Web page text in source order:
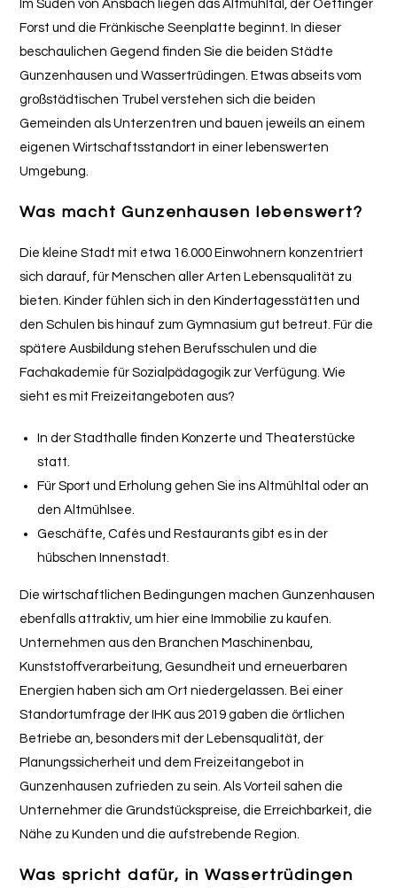
Im Süden von Ansbach liegen das Altmühltal, der Oettinger
Forst und die Fränkische Seenplatte beginnt. In dieser
beschaulichen Gegend finden Sie die beiden Städte
Gunzenhausen und Wassertrüdingen. Etwas abseits vom
großstädtischen Trubel verstehen sich die beiden
Gemeinden als Unterzentren und bauen jeweils an einem
eigenen Wirtschaftsstandort in einer lebenswerten
Umgebung.
Was macht Gunzenhausen lebenswert?
Die kleine Stadt mit etwa 16.000 Einwohnern konzentriert
sich darauf, für Menschen aller Arten Lebensqualität zu
bieten. Kinder fühlen sich in den Kindertagesstätten und
den Schulen bis hinauf zum Gymnasium gut betreut. Für die
spätere Ausbildung stehen Berufsschulen und die
Fachakademie für Sozialpädagogik zur Verfügung. Wie
sieht es mit Freizeitangeboten aus?
In der Stadthalle finden Konzerte und Theaterstücke
statt.
Für Sport und Erholung gehen Sie ins Altmühltal oder an
den Altmühlsee.
Geschäfte, Cafés und Restaurants gibt es in der
hübschen Innenstadt.
Die wirtschaftlichen Bedingungen machen Gunzenhausen
ebenfalls attraktiv, um hier eine Immobilie zu kaufen.
Unternehmen aus den Branchen Maschinenbau,
Kunststoffverarbeitung, Gesundheit und erneuerbaren
Energien haben sich am Ort niedergelassen. Bei einer
Standortumfrage der IHK aus 2019 gaben die örtlichen
Betriebe an, besonders mit der Lebensqualität, der
Planungssicherheit und dem Freizeitangebot in
Gunzenhausen zufrieden zu sein. Als Vorteil sahen die
Unternehmer die Grundstückspreise, die Erreichbarkeit, die
Nähe zu Kunden und die aufstrebende Region.
Was spricht dafür, in Wassertrüdingen